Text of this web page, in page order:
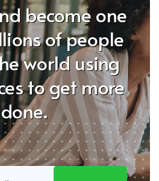
become one
of people
world using
to get more
done.